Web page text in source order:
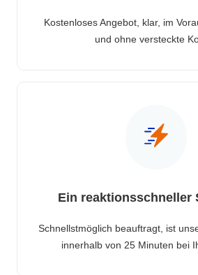
Kostenloses Angebot, klar, im
und ohne versteckte
Ein reaktionsschneller
Schnellstmöglich beauftragt, ist
innerhalb von 25 Minuten bei